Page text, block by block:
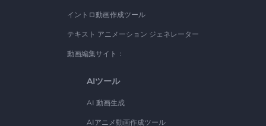
イントロ動画作成ツール
テキスト アニメーション ジェネレーター
動画編集サイト：
AIツール
AI 動画生成
AIアニメ動画作成ツール